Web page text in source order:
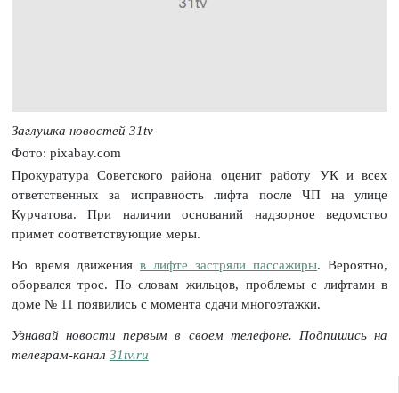
Заглушка новостей 31tv
Фото: pixabay.com
Прокуратура Советского района оценит работу УК и всех
ответственных за исправность лифта после ЧП на улице
Курчатова. При наличии оснований надзорное ведомство
примет соответствующие меры.
Во время движения в лифте застряли пассажиры. Вероятно,
оборвался трос. По словам жильцов, проблемы с лифтами в
доме № 11 появились с момента сдачи многоэтажки.
Узнавай новости первым в своем телефоне. Подпишись на
телеграм-канал 31tv.ru